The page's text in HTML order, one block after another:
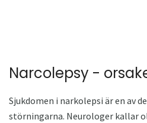
Narcolepsy -
Sjukdomen i narkolepsi är en av
störningarna. Neurologer kallar